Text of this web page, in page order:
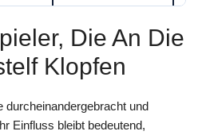
Die An Die
Klopfen
durcheinandergebracht und
Einfluss bleibt bedeutend,